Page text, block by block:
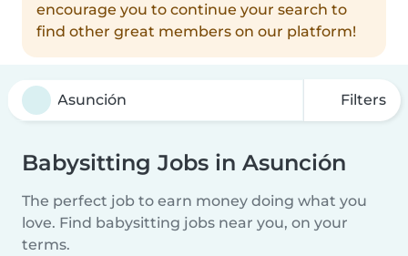
encourage you to continue your search to
find other great members on our platform!
Filters
Babysitting Jobs in Asunción
The perfect job to earn money doing what you
love. Find babysitting jobs near you, on your
terms.